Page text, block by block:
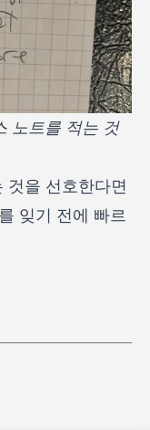
노트를 적는 것
것을 선호한다면
잊기 전에 빠르